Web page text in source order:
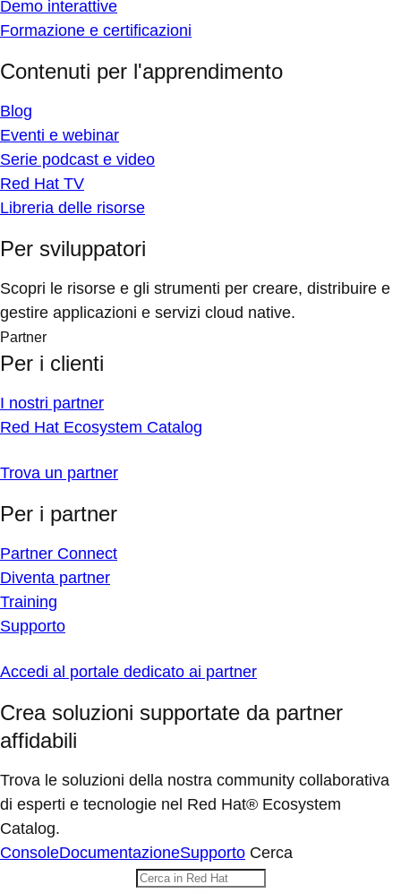
Demo interattive
Formazione e certificazioni
Contenuti per l'apprendimento
Blog
Eventi e webinar
Serie podcast e video
Red Hat TV
Libreria delle risorse
Per sviluppatori
Scopri le risorse e gli strumenti per creare, distribuire e
gestire applicazioni e servizi cloud native.
Partner
Per i clienti
I nostri partner
Red Hat Ecosystem Catalog
Trova un partner
Per i partner
Partner Connect
Diventa partner
Training
Supporto
Accedi al portale dedicato ai partner
Crea soluzioni supportate da partner
affidabili
Trova le soluzioni della nostra community collaborativa
di esperti e tecnologie nel Red Hat® Ecosystem
Catalog.
ConsoleDocumentazioneSupporto Cerca